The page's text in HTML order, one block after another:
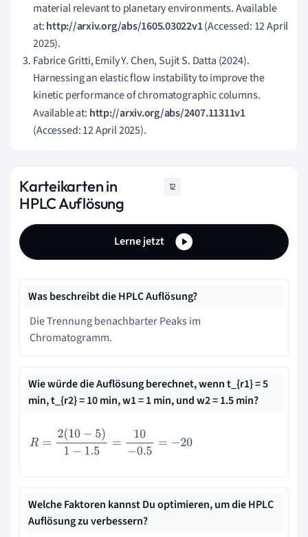
material relevant to planetary environments. Available
at:http://arxiv.org/abs/1605.03022v1(Accessed: 12 April
2025).
Fabrice Gritti, Emily Y. Chen, Sujit S. Datta (2024).
Harnessing an elastic flow instability to improve the
kinetic performance of chromatographic columns.
Available at: http://arxiv.org/abs/2407.11311v1
(Accessed: 12 April 2025).
Karteikarten in
HPLC Auflösung
12
Lerne jetzt
Was beschreibt die HPLC Auflösung?
Die Trennung benachbarter Peaks im
Chromatogramm.
Wie würde die Auflösung berechnet, wenn t_{r1} = 5
min, t_{r2} = 10 min, w1 = 1 min, und w2 = 1.5 min?
=2(10−5) 1−1.5 −0.5
Welche Faktoren kannst Du optimieren, um die HPLC
Auflösung zu verbessern?